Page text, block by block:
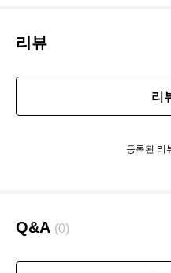
리뷰
리
등록된 리
Q&A (0)